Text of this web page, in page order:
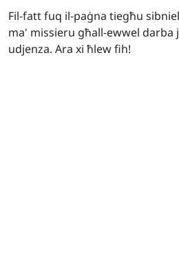
Fil-fatt fuq il-paġna tiegħu
ma' missieru għall-ewwel darba
udjenza. Ara xi ħlew fih!